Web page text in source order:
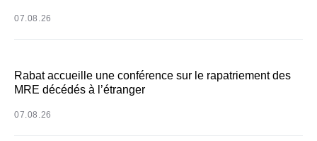
07.08.26
Rabat accueille une conférence sur le rapatriement des
MRE décédés à l’étranger
07.08.26